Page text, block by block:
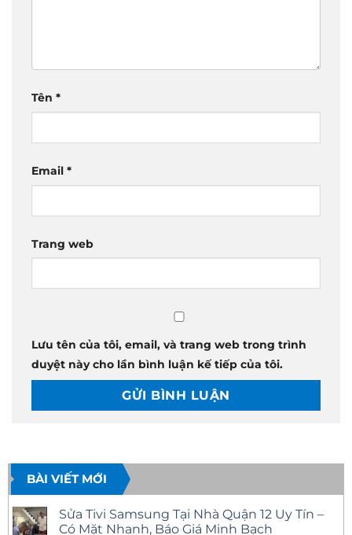
Tên *
Email *
Trang web
Lưu tên của tôi, email, và trang web trong trình
duyệt này cho lần bình luận kế tiếp của tôi.
BÀI VIẾT MỚI
Sửa Tivi Samsung Tại Nhà Quận 12 Uy Tín –
Có Mặt Nhanh, Báo Giá Minh Bạch